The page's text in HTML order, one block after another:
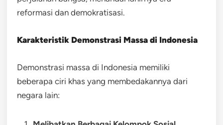
reformasi dan demokratisasi.
Karakteristik Demonstrasi Massa di Indonesia
Demonstrasi massa di Indonesia memiliki
beberapa ciri khas yang membedakannya dari
negara lain: